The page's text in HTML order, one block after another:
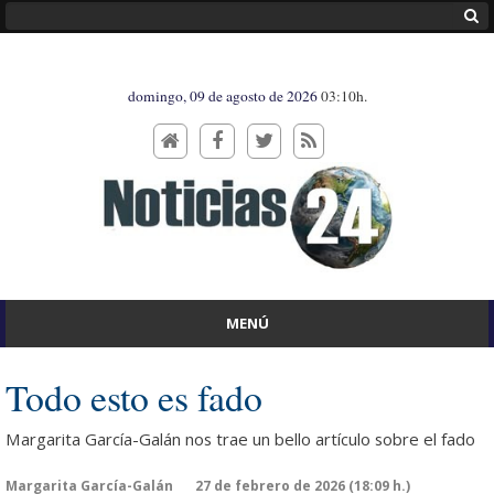
domingo, 09 de agosto de 202603:10h.
MENÚ
Todo esto es fado
Margarita García-Galán nos trae un bello artículo sobre el fado
Margarita García-Galán 27 de febrero de 2026 (18:09 h.)